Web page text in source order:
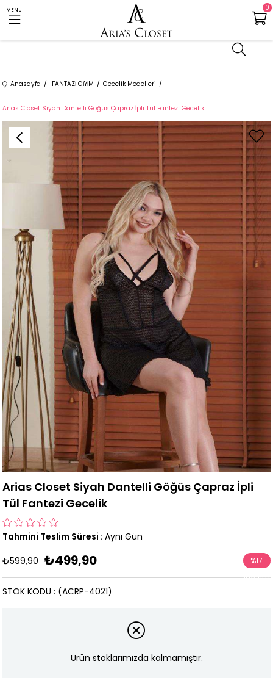
MENU 0
Anasayfa FANTAZİ GİYİM Gecelik Modelleri
Arias Closet Siyah Dantelli Göğüs Çapraz İpli Tül Fantezi Gecelik
Arias Closet Siyah Dantelli Göğüs Çapraz İpli
Tül Fantezi Gecelik
Tahmini Teslim Süresi : Aynı Gün
₺599,90 ₺499,90 %17
İndirim
(ACRP-4021)
STOK KODU
Ürün stoklarımızda kalmamıştır.